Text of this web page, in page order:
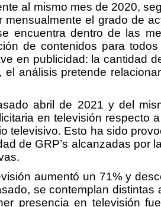
al mismo mes de 2020,
el grado de
encuentra dentro de las
de contenidos para
en publicidad: la cantidad
análisis pretende
abril de 2021 y del
en televisión respecto
televisivo. Esto ha sido
de GRP’s alcanzadas por
aumentó un 71% y
se contemplan
presencia en televisión